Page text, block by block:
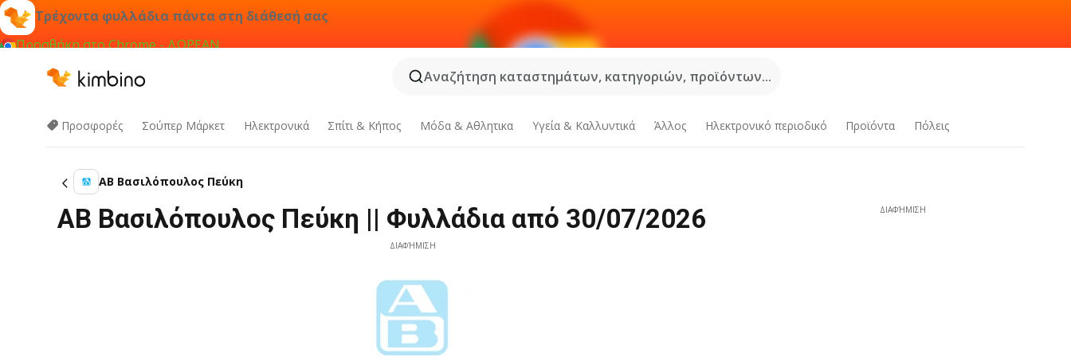
Τρέχοντα φυλλάδια πάντα στη διάθεσή σας
Προσθήκη στο Chrome - ΔΩΡΕΑΝ
Αναζήτηση καταστημάτων, κατηγοριών, προϊόντων...
Προσφορές Σούπερ Μάρκετ Hλεκτρονικά Σπίτι & Κήπος Μόδα & Aθλητικα Υγεία & Καλλυντικά Άλλος Ηλεκτρονικό περιοδικό Προϊόντα Πόλεις
ΑΒ Βασιλόπουλος Πεύκη
ΑΒ Βασιλόπουλος Πεύκη || Φυλλάδια από 30/07/2026
ΔΙΑΦΉΜΙΣΗ
ΔΙΑΦΉΜΙΣΗ